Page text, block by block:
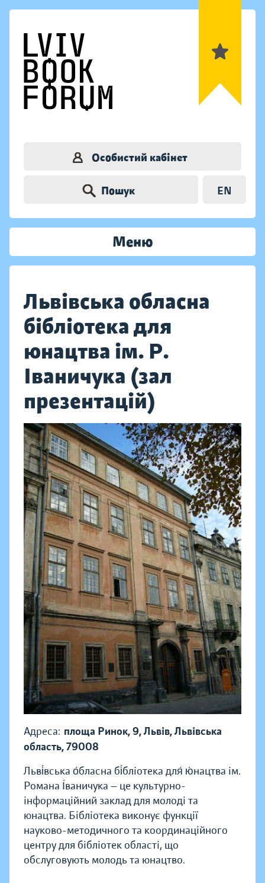
Особистий кабінет
Пошук EN
Меню
Львівська обласна
бібліотека для
юнацтва ім. Р.
Іваничука (зал
презентацій)
Адреса: площа Ринок, 9, Львів, Львівська
область, 79008
Льві́вська о́бласна бі́бліотека для́ ю́нацтва ім.
Романа І́ваничука — це культурно-
інформаційний заклад для молоді та
юнацтва. Бібліотека виконує функції
науково-методичного та координаційного
центру для бібліотек області, що
обслуговують молодь та юнацтво.